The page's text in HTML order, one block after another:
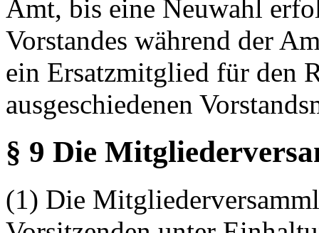
Amt, bis eine Neuwahl
Vorstandes während der
ein Ersatzmitglied für den
ausgeschiedenen
§ 9 Die
(1) Die